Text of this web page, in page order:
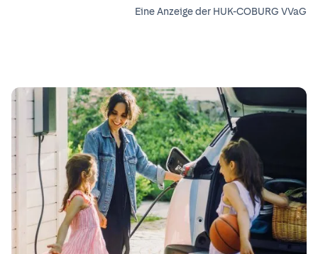
Eine Anzeige der HUK-COBURG VVaG